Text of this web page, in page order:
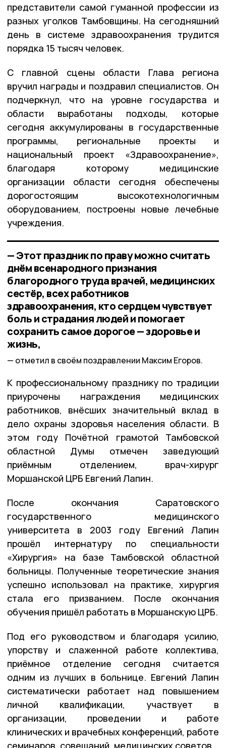
представители самой гуманной профессии из
разных уголков Тамбовщины. На сегодняшний
день в системе здравоохранения трудится
порядка 15 тысяч человек.
С главной сцены области Глава региона
вручил награды и поздравил специалистов. Он
подчеркнул, что на уровне государства и
области выработаны подходы, которые
сегодня аккумулированы в государственные
программы, региональные проекты и
национальный проект «Здравоохранение»,
благодаря которому медицинские
организации области сегодня обеспечены
дорогостоящим высокотехнологичным
оборудованием, построены новые лечебные
учреждения.
— Этот праздник по праву можно считать
днëм всенародного признания
благородного труда врачей, медицинских
сестёр, всех работников
здравоохранения, кто сердцем чувствует
боль и страдания людей и помогает
сохранить самое дорогое — здоровье и
жизнь,
отметил в своём поздравлении Максим Егоров.
К профессиональному празднику по традиции
приурочены награждения медицинских
работников, внёсших значительный вклад в
дело охраны здоровья населения области. В
этом году Почётной грамотой Тамбовской
областной Думы отмечен заведующий
приёмным отделением, врач-хирург
Моршанской ЦРБ Евгений Лапин.
После окончания Саратовского
государственного медицинского
университета в 2003 году Евгений Лапин
прошёл интернатуру по специальности
«Хирургия» на базе Тамбовской областной
больницы. Полученные теоретические знания
успешно использовал на практике, хирургия
стала его призванием. После окончания
обучения пришёл работать в Моршанскую ЦРБ.
Под его руководством и благодаря усилию,
упорству и слаженной работе коллектива,
приёмное отделение сегодня считается
одним из лучших в больнице. Евгений Лапин
систематически работает над повышением
личной квалификации, участвует в
организации, проведении и работе
клинических и врачебных конференций, работе